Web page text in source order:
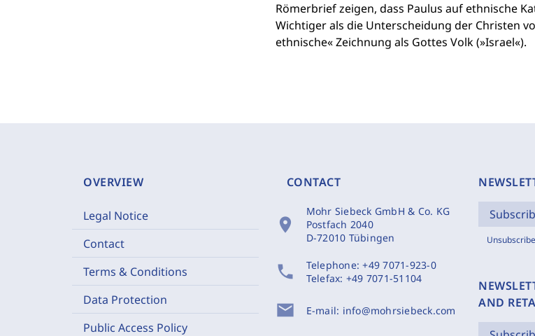
Römerbrief zeigen, dass Paulus auf ethnische
Wichtiger als die Unterscheidung der Christen
ethnische« Zeichnung als Gottes Volk (»Israel«).
OVERVIEW
Legal Notice
Contact
Terms & Conditions
Data Protection
Public Access Policy
CONTACT
location_on
Mohr Siebeck GmbH & Co. KG
Postfach 2040
D-72010 Tübingen
phone Telephone:+49 7071-923-0
Telefax: +49 7071-51104
mail E-mail: info@mohrsiebeck.com
AND